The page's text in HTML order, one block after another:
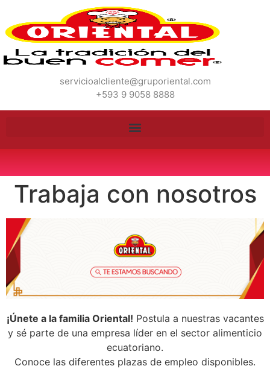
servicioalcliente@gruporiental.com
+593 9 9058 8888
Trabaja con nosotros
¡Únete a la familia Oriental! Postula a nuestras vacantes
y sé parte de una empresa líder en el sector alimenticio
ecuatoriano.
Conoce las diferentes plazas de empleo disponibles.